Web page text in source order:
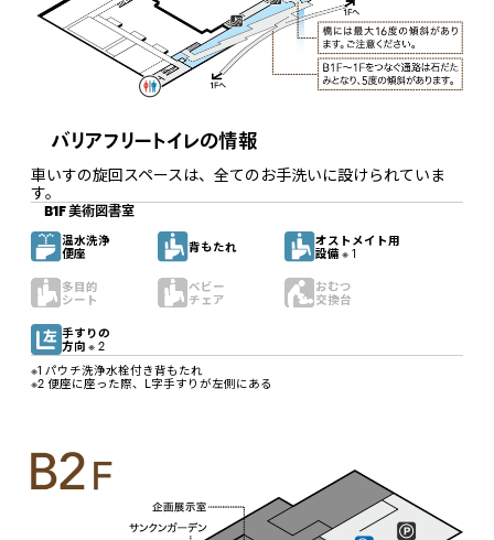
バリアフリートイレの情報
車いすの旋回スペースは、全てのお手洗いに設けられていま
す。
B1F 美術図書室
温水洗浄
便座
背もたれ
オストメイト用
設備※ 1
多目的
シート
ベビー
チェア
おむつ
交換台
手すりの
方向 ※ 2
※1 パウチ洗浄水栓付き背もたれ
※2 便座に座った際、L字手すりが左側にある